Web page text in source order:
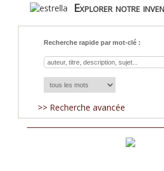
Explorer notre
Recherche rapide par mot-clé :
>> Recherche avancée